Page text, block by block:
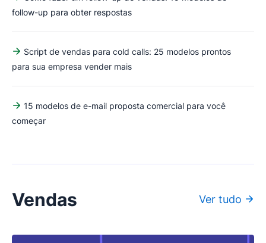
follow-up para obter respostas
Script de vendas para cold calls: 25 modelos prontos
para sua empresa vender mais
15 modelos de e-mail proposta comercial para você
começar
Vendas Ver tudo